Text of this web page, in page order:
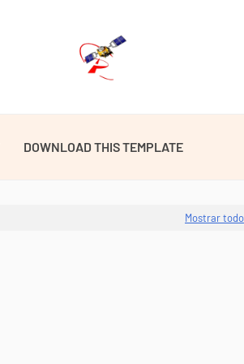
DOWNLOAD THIS TEMPLATE
Mostrar todo